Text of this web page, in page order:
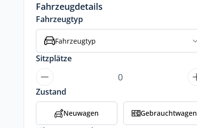
Fahrzeugdetails
Fahrzeugtyp
Fahrzeugtyp
Sitzplätze
Zustand
Neuwagen Gebrauchtwagen